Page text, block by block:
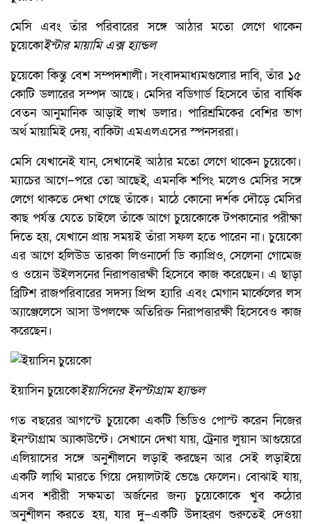
মেসি এবং তাঁর পরিবারের সঙ্গে আঠার মতো লেগে থাকেন
চুয়েকোইন্টার মায়ামি এক্স হ্যান্ডল
চুয়েকো কিন্তু বেশ সম্পদশালী। সংবাদমাধ্যমগুলোর দাবি, তাঁর ১৫
কোটি ডলারের সম্পদ আছে। মেসির বডিগার্ড হিসেবে তাঁর বার্ষিক
বেতন আনুমানিক আড়াই লাখ ডলার। পারিশ্রমিকের বেশির ভাগ
অর্থ মায়ামিই দেয়, বাকিটা এমএলএসের স্পনসররা।
মেসি যেখানেই যান, সেখানেই আঠার মতো লেগে থাকেন চুয়েকো।
ম্যাচের আগে–পরে তো আছেই, এমনকি শপিং মলেও মেসির সঙ্গে
লেগে থাকতে দেখা গেছে তাঁকে। মাঠে কোনো দর্শক দৌড়ে মেসির
কাছ পর্যন্ত যেতে চাইলে তাঁকে আগে চুয়েকোকে টপকানোর পরীক্ষা
দিতে হয়, যেখানে প্রায় সময়ই তাঁরা সফল হতে পারেন না। চুয়েকো
এর আগে হলিউড তারকা লিওনার্দো ডি ক্যাপ্রিও, সেলেনা গোমেজ
ও ওয়েন উইলসনের নিরাপত্তারক্ষী হিসেবে কাজ করেছেন। এ ছাড়া
ব্রিটিশ রাজপরিবারের সদস্য প্রিন্স হ্যারি এবং মেগান মার্কেলের লস
অ্যাঞ্জেলেসে আসা উপলক্ষে অতিরিক্ত নিরাপত্তারক্ষী হিসেবেও কাজ
করেছেন।
ইয়াসিন চুয়েকোইয়াসিনের ইনস্টাগ্রাম হ্যান্ডল
গত বছরের আগস্টে চুয়েকো একটি ভিডিও পোস্ট করেন নিজের
ইনস্টাগ্রাম অ্যাকাউন্টে। সেখানে দেখা যায়, ট্রেনার লুয়ান আগুয়েরে
এলিয়াসের সঙ্গে অনুশীলনে লড়াই করছেন আর সেই লড়াইয়ে
একটি লাথি মারতে গিয়ে দেয়ালটাই ভেঙে ফেলেন। বোঝাই যায়,
এসব শরীরী সক্ষমতা অর্জনের জন্য চুয়েকোকে খুব কঠোর
অনুশীলন করতে হয়, যার দু–একটি উদাহরণ শুরুতেই দেওয়া